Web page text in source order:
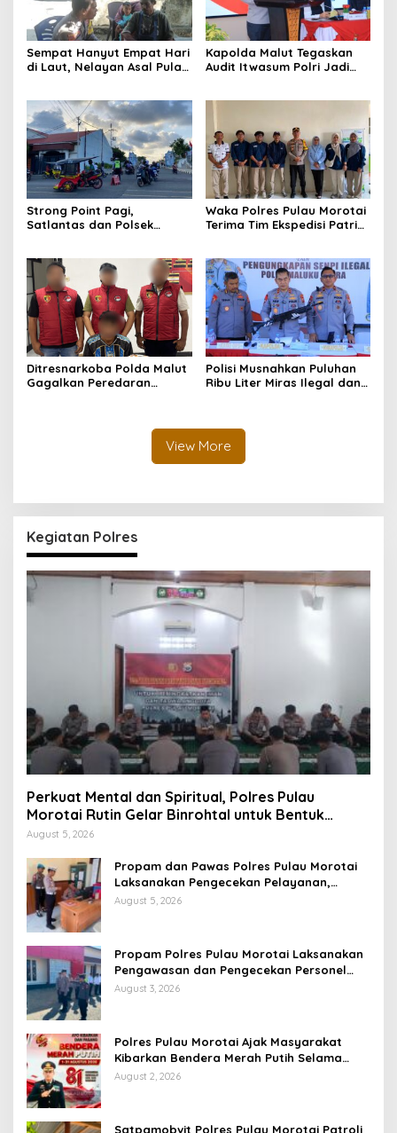
Sempat Hanyut Empat Hari
di Laut, Nelayan Asal Pulau
Utara
Kapolda Malut Tegaskan
Audit Itwasum Polri Jadi
Strong Point Pagi,
Satlantas dan Polsek
serta Keselamatan Berlalu
Lintas
Waka Polres Pulau Morotai
Terima Tim Ekspedisi Patriot
Wilayah Morotai
Ditresnarkoba Polda Malut
Gagalkan Peredaran
Polisi Musnahkan Puluhan
Ribu Liter Miras Ilegal dan
View More
Kegiatan Polres
Perkuat Mental dan Spiritual, Polres Pulau
Morotai Rutin Gelar Binrohtal untuk Bentuk
Personel Berintegritas
August 5, 2026
Propam dan Pawas Polres Pulau Morotai
Laksanakan Pengecekan Pelayanan,
Pastikan Masyarakat Mendapat
August 5, 2026
Propam Polres Pulau Morotai Laksanakan
Pengawasan dan Pengecekan Personel
Saat Apel Serah Terima Piket Fungsi
August 3, 2026
Polres Pulau Morotai Ajak Masyarakat
Kibarkan Bendera Merah Putih Selama
Bulan Kemerdekaan
August 2, 2026
Satpamobvit Polres Pulau Morotai Patroli